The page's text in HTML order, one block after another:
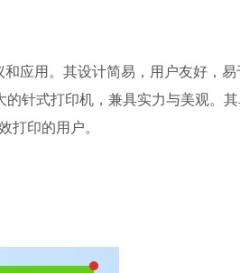
应用。其设计简易，用户友好，易
针式打印机，兼具实力与美观。
印的用户。